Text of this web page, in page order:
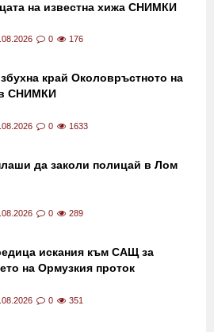
на известна хижа СНИМКИ
0 176
край Околовръстното на
СНИМКИ
0 1633
да заколи полицай в Лом
0 289
искания към САЩ за
на Ормузкия проток
0 351